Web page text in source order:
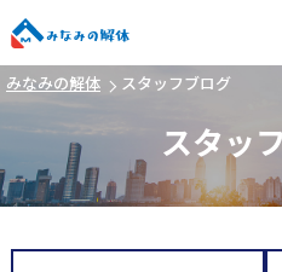
みなみの解体 スタッフブログ
スタッ